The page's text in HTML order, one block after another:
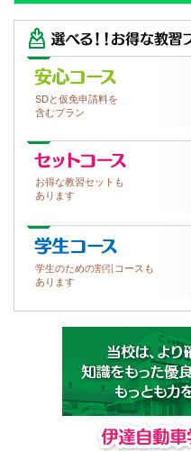
2025/6/6（金）
８月休校日
６月休校日
2025/3/15（土）
５月休校日
2026/8/2（日）
運転中の眠気
車のエアコン
す裏ワザ
2026/7/30（木）
高校生の免許
2026/7/29（水）
大学生で車を持
ト
2026/7/28（火）
SDと仮免申請料を
含むプラン
お得な教習セットも
あります
学生のための割引コースも
あります